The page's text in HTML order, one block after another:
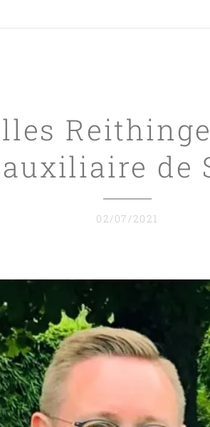
auxiliaire de
02/07/2021